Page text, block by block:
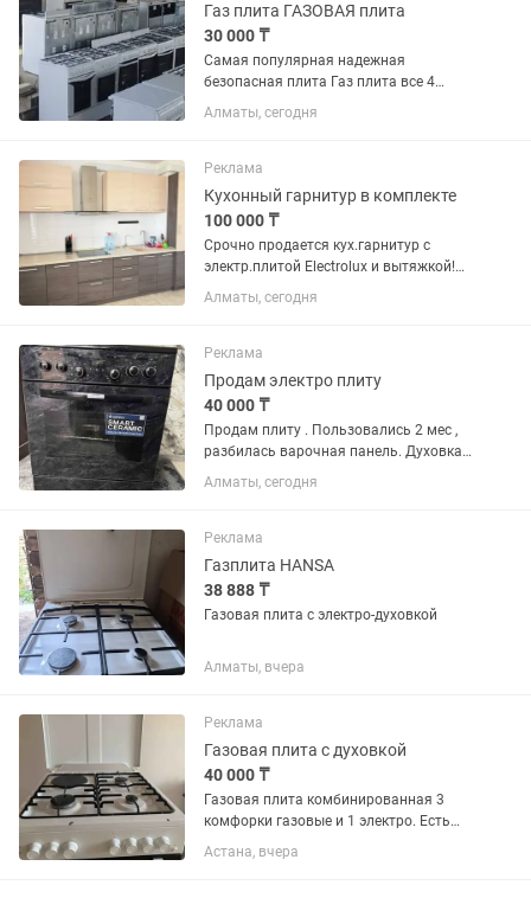
Газ плита ГАЗОВАЯ плита
30 000 ₸
Самая популярная надежная
безопасная плита Газ плита все 4
конфорки газовые, ДУХОВКА ГАЗОВАЯ
Все ИДЕАЛЬНОМ СОСТОЯНИЕ все
Алматы, сегодня
Реклама
Кухонный гарнитур в комплекте
100 000 ₸
Срочно продается кух.гарнитур с
электр.плитой Electrolux и вытяжкой!
Состояние отличное! Все работает.
Длина 2,83. Подробные фото в личку,
Алматы, сегодня
Реклама
Продам электро плиту
40 000 ₸
Продам плиту . Пользовались 2 мес ,
разбилась варочная панель. Духовка и
сама плита работают идеально, нужно
только заменить панель. Можно на
Алматы, сегодня
Реклама
Газплита HANSA
38 888 ₸
Газовая плита с электро-духовкой
Алматы, вчера
Реклама
Газовая плита с духовкой
40 000 ₸
Газовая плита комбинированная 3
комфорки газовые и 1 электро. Есть
духовка- электро. Рабочая, в хорошем
состоянии.
Астана, вчера